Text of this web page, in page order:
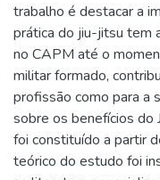
trabalho é destacar a
prática do jiu-jitsu tem
no CAPM até o
militar formado,
profissão como para a
sobre os benefícios do
foi constituído a partir
teórico do estudo foi